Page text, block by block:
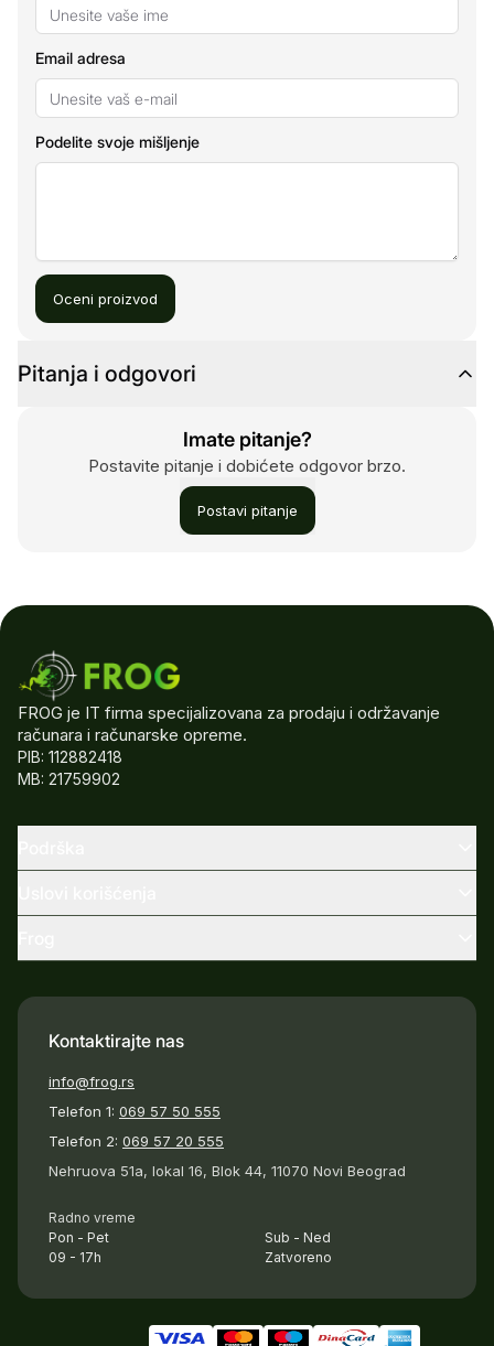
Email adresa
Podelite svoje mišljenje
Oceni proizvod
Pitanja i odgovori
Imate pitanje?
Postavite pitanje i dobićete odgovor brzo.
Postavi pitanje
FROG je IT firma specijalizovana za prodaju i održavanje
računara i računarske opreme.
PIB: 112882418
MB: 21759902
Kontaktirajte nas
info@frog.rs
Telefon 1: 069 57 50 555
Telefon 2: 069 57 20 555
Nehruova 51a, lokal 16, Blok 44, 11070 Novi Beograd
Radno vreme
Pon - Pet
09 - 17h
Sub - Ned
Zatvoreno